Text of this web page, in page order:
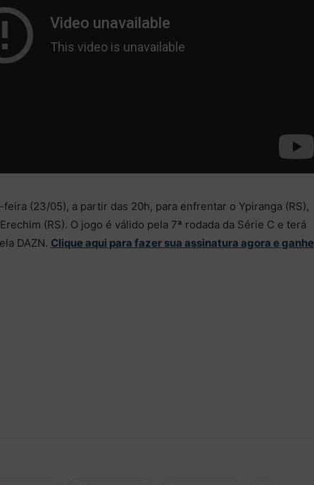
(23/05), a partir das 20h, para enfrentar o Ypiranga (RS),
(RS). O jogo é válido pela 7ª rodada da Série C e terá
DAZN. Clique aqui para fazer sua assinatura agora e ganhe